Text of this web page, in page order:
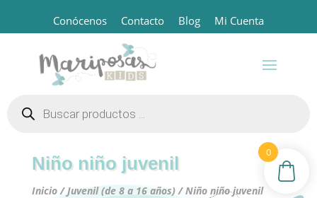
Conócenos Contacto Blog Mi Cuenta
productos
Niño niño juvenil
Inicio/Juvenil (de 8 a 16 años)/ Niño niño juvenil
0